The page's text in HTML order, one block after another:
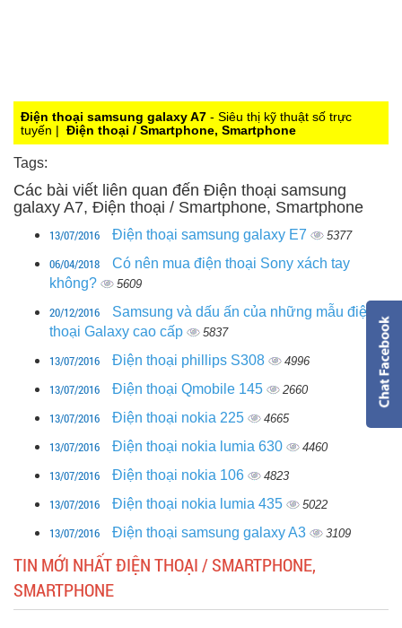
Điện thoại samsung galaxy A7 - Siêu thị kỹ thuật số trực
tuyến | Điện thoại / Smartphone, Smartphone
Tags:
Các bài viết liên quan đến Điện thoại samsung
galaxy A7, Điện thoại / Smartphone, Smartphone
13/07/2016 Điện thoại samsung galaxy E7 5377
06/04/2018
Có nên mua điện thoại Sony xách tay
không?
5609
20/12/2016
Samsung và dấu ấn của những mẫu điện
thoại Galaxy cao cấp
5837
13/07/2016 Điện thoại phillips S308 4996
13/07/2016 Điện thoại Qmobile 145 2660
13/07/2016 Điện thoại nokia 225 4665
13/07/2016 Điện thoại nokia lumia 630 4460
13/07/2016 Điện thoại nokia 106 4823
13/07/2016 Điện thoại nokia lumia 435 5022
13/07/2016 Điện thoại samsung galaxy A3 3109
TIN MỚI NHẤT ĐIỆN THOẠI / SMARTPHONE,
SMARTPHONE